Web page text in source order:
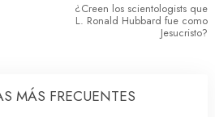
¿Creen los scientologists que
L. Ronald Hubbard fue como
Jesucristo?
MÁS FRECUENTES